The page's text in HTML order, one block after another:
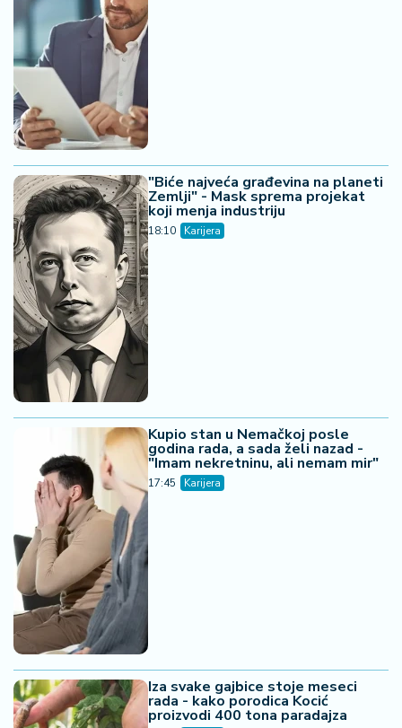
"Biće najveća građevina na planeti
Zemlji" - Mask sprema projekat
koji menja industriju
18:10 Karijera
Kupio stan u Nemačkoj posle
godina rada, a sada želi nazad -
"Imam nekretninu, ali nemam mir"
17:45 Karijera
Iza svake gajbice stoje meseci
rada - kako porodica Kocić
proizvodi 400 tona paradajza